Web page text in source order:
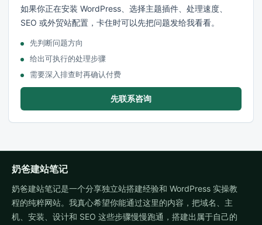
如果你正在安装 WordPress、选择主题插件、处理速度、
SEO 或外贸站配置，卡住时可以先把问题发给我看看。
先判断问题方向
给出可执行的处理步骤
需要深入排查时再确认付费
先联系咨询
奶爸建站笔记
奶爸建站笔记是一个分享独立站搭建经验和 WordPress 实操教
程的纯粹网站。我真心希望你能通过这里的内容，把域名、主
机、安装、设计和 SEO 这些步骤慢慢跑通，搭建出属于自己的